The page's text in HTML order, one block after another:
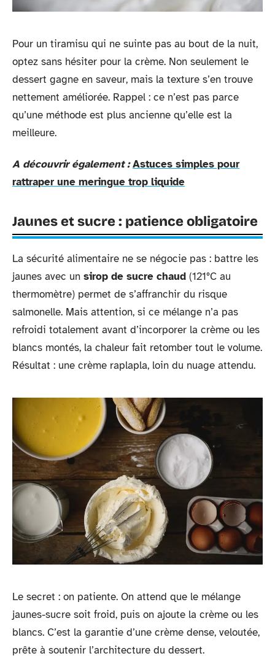
Pour un tiramisu qui ne suinte pas au bout de la nuit,
optez sans hésiter pour la crème. Non seulement le
dessert gagne en saveur, mais la texture s’en trouve
nettement améliorée. Rappel : ce n’est pas parce
qu’une méthode est plus ancienne qu’elle est la
meilleure.
A découvrir également : Astuces simples pour
rattraper une meringue trop liquide
Jaunes et sucre : patience obligatoire
La sécurité alimentaire ne se négocie pas : battre les
jaunes avec un sirop de sucre chaud (121°C au
thermomètre) permet de s’affranchir du risque
salmonelle. Mais attention, si ce mélange n’a pas
refroidi totalement avant d’incorporer la crème ou les
blancs montés, la chaleur fait retomber tout le volume.
Résultat : une crème raplapla, loin du nuage attendu.
Le secret : on patiente. On attend que le mélange
jaunes-sucre soit froid, puis on ajoute la crème ou les
blancs. C’est la garantie d’une crème dense, veloutée,
prête à soutenir l’architecture du dessert.